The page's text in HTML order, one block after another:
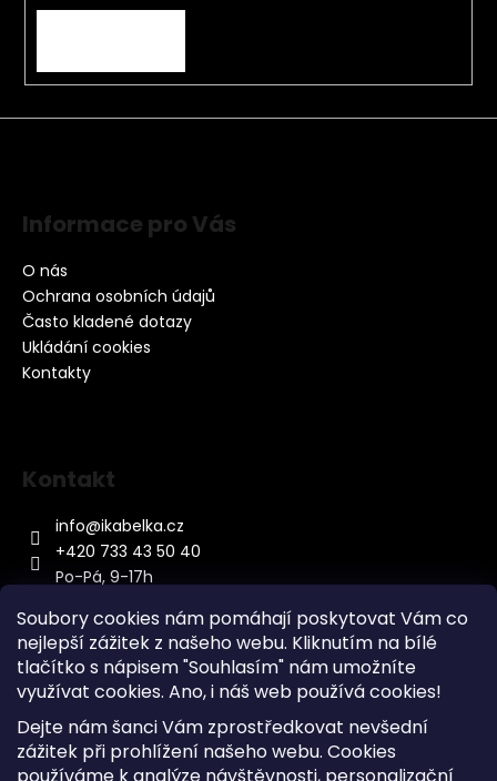
Soubory cookies nám pomáhají poskytovat Vám co
nejlepší zážitek z našeho webu. Kliknutím na bílé
tlačítko s nápisem "Souhlasím" nám umožníte
využívat cookies. Ano, i náš web používá cookies!
Dejte nám šanci Vám zprostředkovat nevšední
zážitek při prohlížení našeho webu. Cookies
Informace pro Vás
O nás
Ochrana osobních údajů
Často kladené dotazy
Ukládání cookies
Kontakty
Kontakt
info@ikabelka.cz
+420 733 43 50 40
Po-Pá, 9-17h
Kontakt
Sitemap
Doprava a Platba